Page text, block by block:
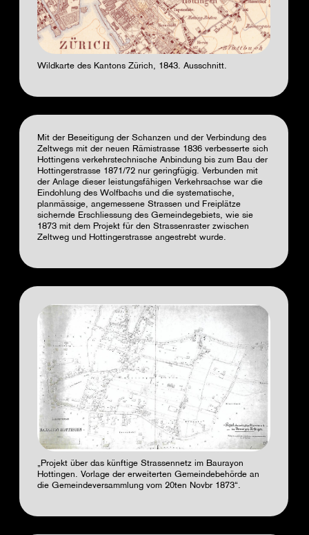
Wildkarte des Kantons Zürich, 1843. Ausschnitt.
Mit der Beseitigung der Schanzen und der Verbindung des
Zeltwegs mit der neuen Rämistrasse 1836 verbesserte sich
Hottingens verkehrstechnische Anbindung bis zum Bau der
Hottingerstrasse 1871/72 nur geringfügig. Verbunden mit
der Anlage dieser leistungsfähigen Verkehrsachse war die
Eindohlung des Wolfbachs und die systematische,
planmässige, angemessene Strassen und Freiplätze
sichernde Erschliessung des Gemeindegebiets, wie sie
1873 mit dem Projekt für den Strassenraster zwischen
Zeltweg und Hottingerstrasse angestrebt wurde.
„Projekt über das künftige Strassennetz im Baurayon
Hottingen. Vorlage der erweiterten Gemeindebehörde an
die Gemeindeversammlung vom 20ten Novbr 1873“.